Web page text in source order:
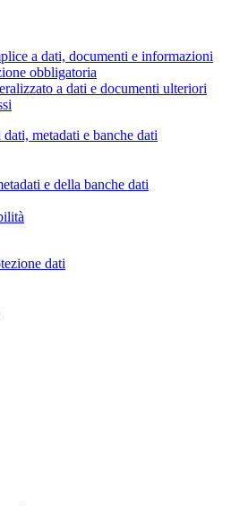
a dati, documenti e informazioni
obbligatoria
a dati e documenti ulteriori
metadati e banche dati
e della banche dati
dati